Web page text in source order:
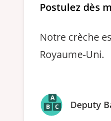
Postulez dès
Notre crèche
Royaume-Uni.
Deputy